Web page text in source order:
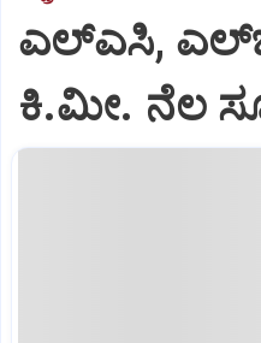
ಎಲ್‌ಎಸಿ,
ಕಿ.ಮೀ. ನೆಲ